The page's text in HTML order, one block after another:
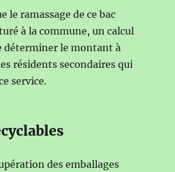
le ramassage de ce bac
à la commune, un calcul
déterminer le montant à
résidents secondaires qui
service.
des emballages